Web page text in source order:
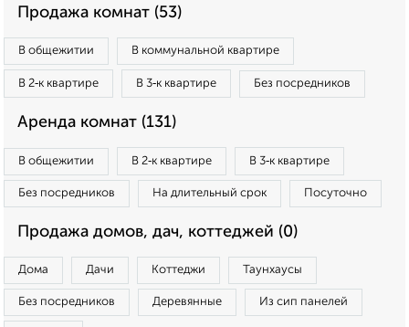
Продажа комнат (53)
В общежитии В коммунальной квартире
В 2‑к квартире В 3‑к квартире Без посредников
Аренда комнат (131)
В общежитии В 2‑к квартире В 3‑к квартире
Без посредников На длительный срок Посуточно
Продажа домов, дач, коттеджей (0)
Дома Дачи Коттеджи Таунхаусы
Без посредников Деревянные Из сип панелей